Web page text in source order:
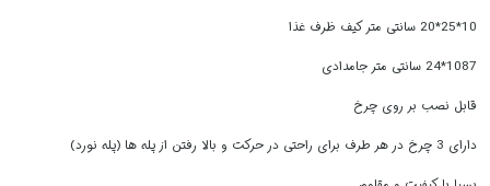
10*25*20 سانتی متر کیف ظرف غذا
1087*24 سانتی متر جامدادی
قابل نصب بر روی چرخ
دارای 3 چرخ در هر طرف برای راحتی در حرکت و بالا رفتن از پله ها (پله نورد)